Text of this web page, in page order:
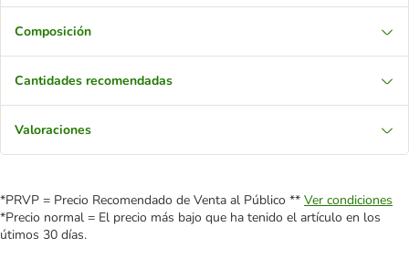
Composición
Cantidades recomendadas
Valoraciones
*PRVP = Precio Recomendado de Venta al Público ** Ver condiciones
*Precio normal = El precio más bajo que ha tenido el artículo en los
útimos 30 días.